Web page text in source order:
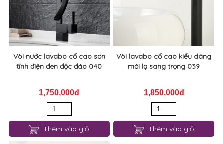
Vòi nước lavabo cổ cao sơn
tĩnh điện đen độc đáo 040
1,750,000đ
Thêm vào giỏ
Vòi lavabo cổ cao kiểu dáng
mới lạ sang trọng 039
1,850,000đ
Thêm vào giỏ